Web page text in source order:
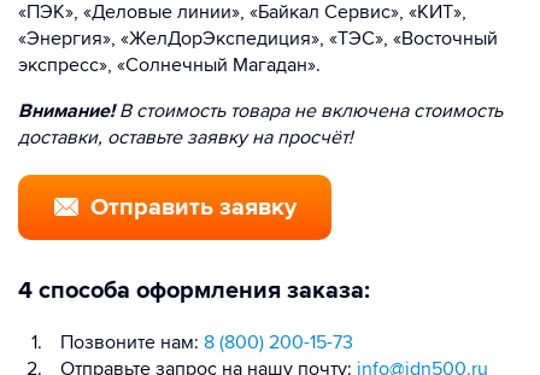
«ПЭК», «Деловые линии», «Байкал Сервис», «КИТ»,
«Энергия», «ЖелДорЭкспедиция», «ТЭС», «Восточный
экспресс», «Солнечный Магадан».
Внимание!В стоимость товара не включена стоимость
доставки, оставьте заявку на просчёт!
Отправить заявку
4 способа оформления заказа:
Позвоните нам: 8 (800) 200-15-73
Отправьте запрос на нашу почту: info@idn500.ru